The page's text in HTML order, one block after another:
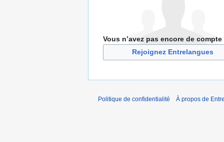
Vous n’avez pas encore de compte
Rejoignez Entrelangues
Politique de confidentialité À propos de